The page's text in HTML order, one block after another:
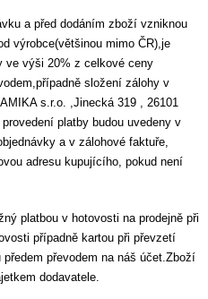
a před dodáním zboží vzniknou
výrobce(většinou mimo ČR),je
ve výši 20% z celkové ceny
složení zálohy v
s.r.o. ,Jinecká 319 , 26101
platby budou uvedeny v
a v zálohové faktuře,
adresu kupujícího, pokud není
platbou v hotovosti na prodejně při
případně kartou při převzetí
převodem na náš účet.Zboží
dodavatele.